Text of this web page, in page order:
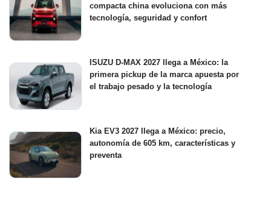
compacta china evoluciona con más
tecnología, seguridad y confort
ISUZU D-MAX 2027 llega a México: la
primera pickup de la marca apuesta por
el trabajo pesado y la tecnología
Kia EV3 2027 llega a México: precio,
autonomía de 605 km, características y
preventa